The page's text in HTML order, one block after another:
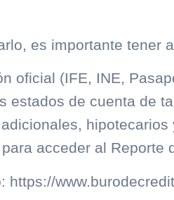
es importante tener
oficial (IFE, INE,
estados de cuenta de
hipotecarios
acceder al Reporte
https://